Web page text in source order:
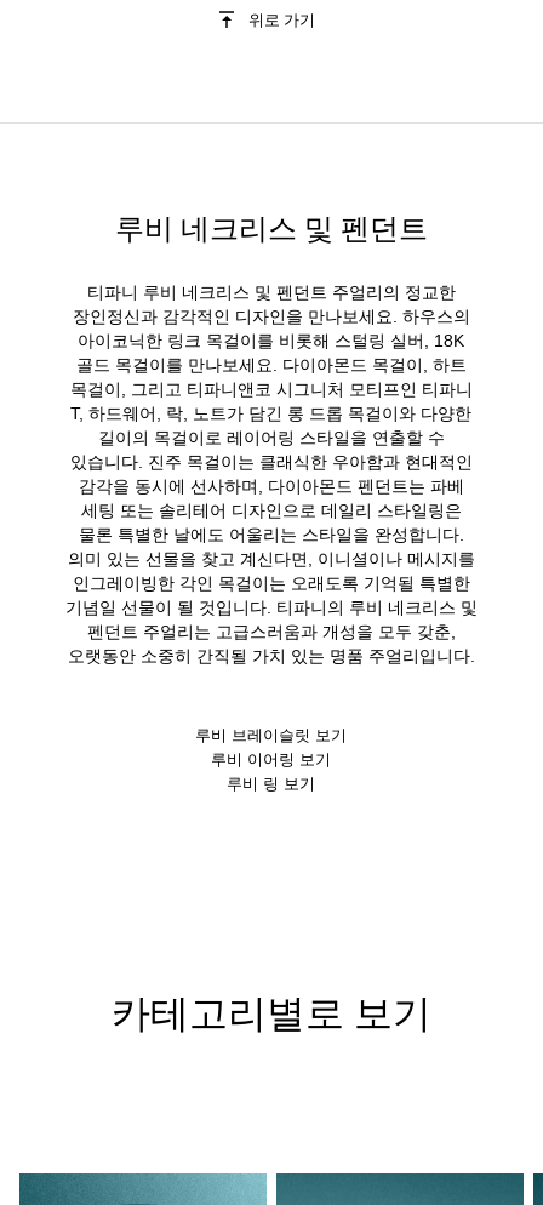
위로 가기
루비 네크리스 및 펜던트
티파니 루비 네크리스 및 펜던트 주얼리의 정교한
장인정신과 감각적인 디자인을 만나보세요. 하우스의
아이코닉한 링크 목걸이를 비롯해 스털링 실버, 18K
골드 목걸이를 만나보세요. 다이아몬드 목걸이, 하트
목걸이, 그리고 티파니앤코 시그니처 모티프인 티파니
T, 하드웨어, 락, 노트가 담긴 롱 드롭 목걸이와 다양한
길이의 목걸이로 레이어링 스타일을 연출할 수
있습니다. 진주 목걸이는 클래식한 우아함과 현대적인
감각을 동시에 선사하며, 다이아몬드 펜던트는 파베
세팅 또는 솔리테어 디자인으로 데일리 스타일링은
물론 특별한 날에도 어울리는 스타일을 완성합니다.
의미 있는 선물을 찾고 계신다면, 이니셜이나 메시지를
인그레이빙한 각인 목걸이는 오래도록 기억될 특별한
기념일 선물이 될 것입니다. 티파니의 루비 네크리스 및
펜던트 주얼리는 고급스러움과 개성을 모두 갖춘,
오랫동안 소중히 간직될 가치 있는 명품 주얼리입니다.
루비 브레이슬릿 보기
루비 이어링 보기
루비 링 보기
카테고리별로 보기